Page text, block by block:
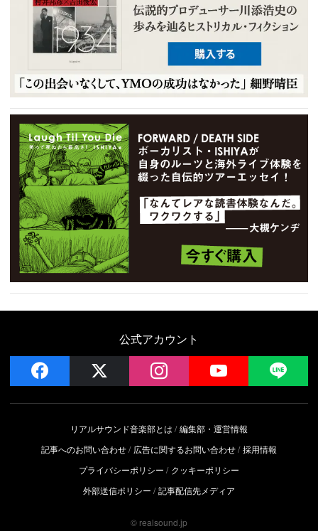
公式アカウント
facebook instagram YouTube
リアルサウンド音楽部とは
編集部・運営情報
記事へのお問い合わせ
広告に関するお問い合わせ 採用情報
プライバシーポリシー
クッキーポリシー
外部送信ポリシー
記事配信先メディア
© realsound.jp